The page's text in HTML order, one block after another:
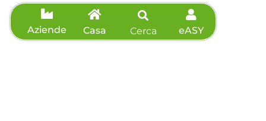
Aziende Casa Cerca eASY
Contributo straordinario
Servizio di tutela della vulnerabilità